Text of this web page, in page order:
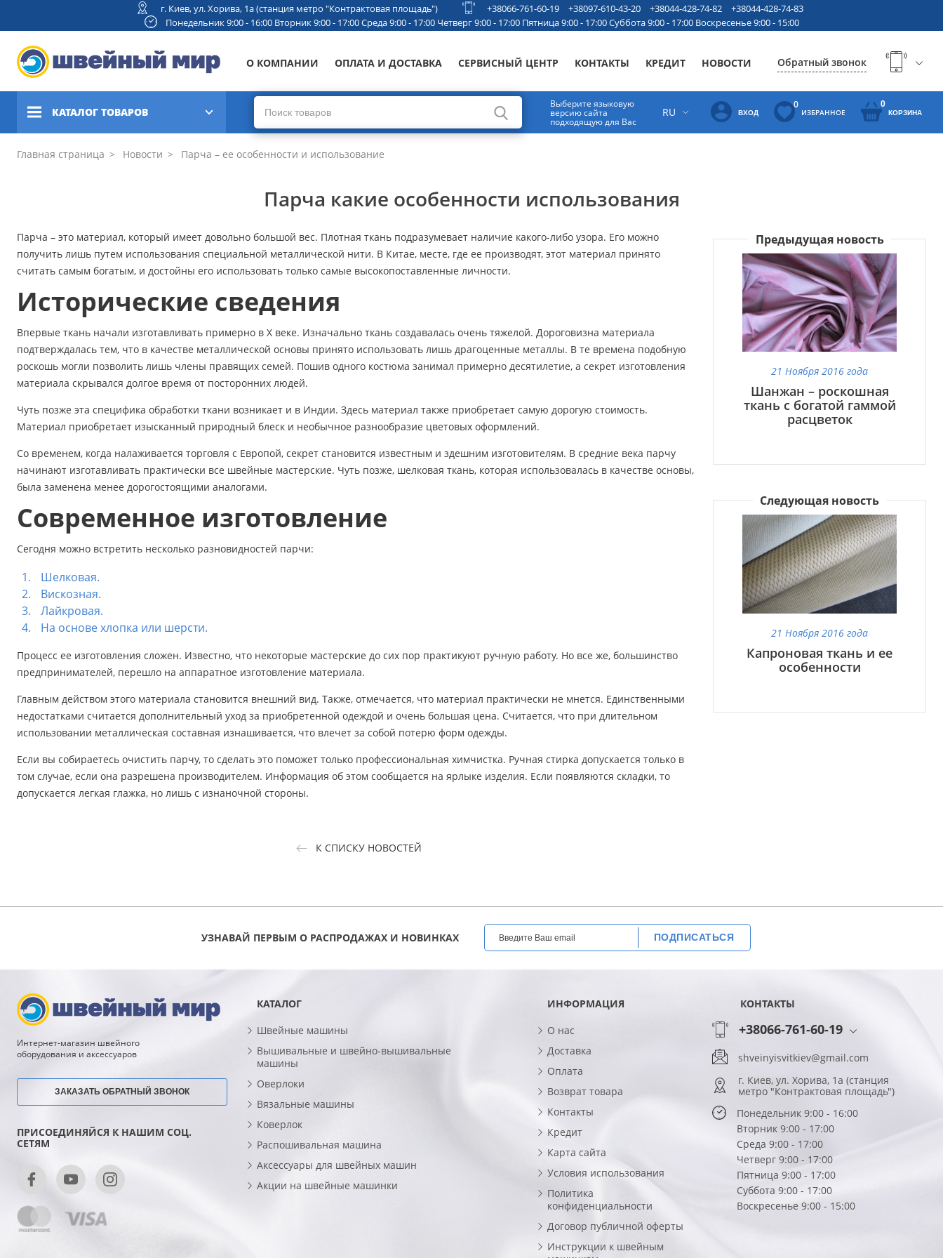
г. Киев, ул. Хорива, 1а (станция метро "Контрактовая площадь") +38066-761-60-19 +38097-610-43-20 +38044-428-74-82
+38044-428-74-83
Понедельник 9:00 - 16:00 Вторник 9:00 - 17:00 Среда 9:00 - 17:00 Четверг 9:00 - 17:00 Пятница 9:00 - 17:00 Суббота 9:00 - 17:00 Воскресенье 9:00 - 15:00
О КОМПАНИИ ОПЛАТА И ДОСТАВКА СЕРВИСНЫЙ ЦЕНТР КОНТАКТЫ КРЕДИТ НОВОСТИ Обратный звонок
КАТАЛОГ ТОВАРОВ
Швейные машины
Коверлоки, оверлоки,
плоскошовные машины
Вязальные машины
Бренды
Выберите языковую
версию сайта
подходящую для Вас
RU ВХОД
0
ИЗБРАННОЕ
0
КОРЗИНА
Главная страница Новости Парча – ее особенности и использование
Парча какие особенности использования
Парча – это материал, который имеет довольно большой вес. Плотная ткань подразумевает наличие какого-либо узора. Его можно
получить лишь путем использования специальной металлической нити. В Китае, месте, где ее производят, этот материал принято
считать самым богатым, и достойны его использовать только самые высокопоставленные личности.
Исторические сведения
Впервые ткань начали изготавливать примерно в X веке. Изначально ткань создавалась очень тяжелой. Дороговизна материала
подтверждалась тем, что в качестве металлической основы принято использовать лишь драгоценные металлы. В те времена подобную
роскошь могли позволить лишь члены правящих семей. Пошив одного костюма занимал примерно десятилетие, а секрет изготовления
материала скрывался долгое время от посторонних людей.
Чуть позже эта специфика обработки ткани возникает и в Индии. Здесь материал также приобретает самую дорогую стоимость.
Материал приобретает изысканный природный блеск и необычное разнообразие цветовых оформлений.
Со временем, когда налаживается торговля с Европой, секрет становится известным и здешним изготовителям. В средние века парчу
начинают изготавливать практически все швейные мастерские. Чуть позже, шелковая ткань, которая использовалась в качестве основы,
была заменена менее дорогостоящими аналогами.
Современное изготовление
Сегодня можно встретить несколько разновидностей парчи:
Шелковая.
Вискозная.
Лайкровая.
На основе хлопка или шерсти.
Процесс ее изготовления сложен. Известно, что некоторые мастерские до сих пор практикуют ручную работу. Но все же, большинство
предпринимателей, перешло на аппаратное изготовление материала.
Главным действом этого материала становится внешний вид. Также, отмечается, что материал практически не мнется. Единственными
недостатками считается дополнительный уход за приобретенной одеждой и очень большая цена. Считается, что при длительном
использовании металлическая составная изнашивается, что влечет за собой потерю форм одежды.
Если вы собираетесь очистить парчу, то сделать это поможет только профессиональная химчистка. Ручная стирка допускается только в
том случае, если она разрешена производителем. Информация об этом сообщается на ярлыке изделия. Если появляются складки, то
допускается легкая глажка, но лишь с изнаночной стороны.
К СПИСКУ НОВОСТЕЙ
Предыдущая новость
21 Ноября 2016 года
Шанжан – роскошная
ткань с богатой гаммой
расцветок
Следующая новость
21 Ноября 2016 года
Капроновая ткань и ее
особенности
УЗНАВАЙ ПЕРВЫМ О РАСПРОДАЖАХ И НОВИНКАХ ПОДПИСАТЬСЯ
Интернет-магазин швейного
оборудования и аксессуаров
ЗАКАЗАТЬ ОБРАТНЫЙ ЗВОНОК
ПРИСОЕДИНЯЙСЯ К НАШИМ СОЦ.
СЕТЯМ
КАТАЛОГ
Швейные машины
Вышивальные и швейно-вышивальные
машины
Оверлоки
Вязальные машины
Коверлок
Распошивальная машина
Аксессуары для швейных машин
Акции на швейные машинки
ИНФОРМАЦИЯ
О нас
Доставка
Оплата
Возврат товара
Контакты
Кредит
Карта сайта
Условия использования
Политика
конфиденциальности
Договор публичной оферты
Инструкции к швейным
КОНТАКТЫ
+38066-761-60-19
shveinyisvitkiev@gmail.com
г. Киев, ул. Хорива, 1а (станция
метро "Контрактовая площадь")
Понедельник 9:00 - 16:00
Вторник 9:00 - 17:00
Среда 9:00 - 17:00
Четверг 9:00 - 17:00
Пятница 9:00 - 17:00
Суббота 9:00 - 17:00
Воскресенье 9:00 - 15:00